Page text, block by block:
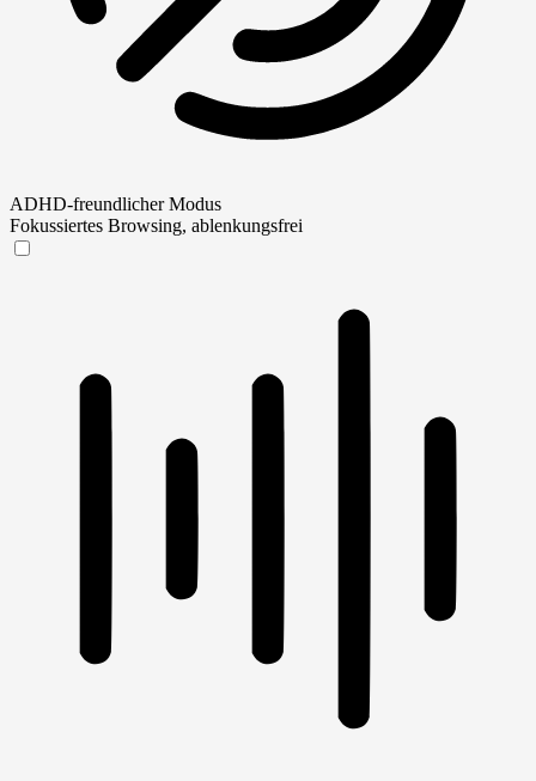
ADHD-freundlicher Modus
Fokussiertes Browsing, ablenkungsfrei